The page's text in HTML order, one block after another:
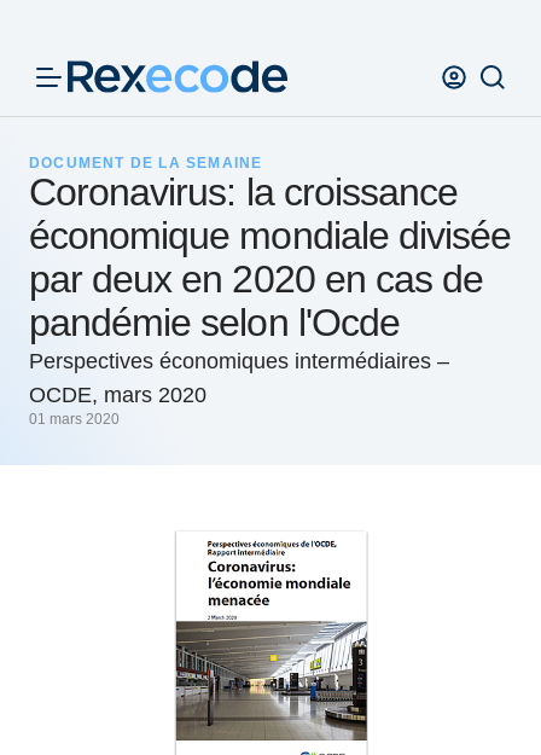
DOCUMENT DE LA SEMAINE
Coronavirus: la croissance
économique mondiale divisée
par deux en 2020 en cas de
pandémie selon l'Ocde
Perspectives économiques intermédiaires –
OCDE, mars 2020
01 mars 2020